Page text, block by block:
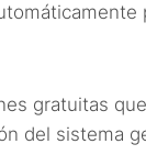
gratuitas
del sistema